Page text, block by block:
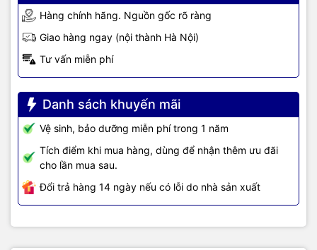
Hàng chính hãng. Nguồn gốc rõ ràng
Giao hàng ngay (nội thành Hà Nội)
Tư vấn miễn phí
Danh sách khuyến mãi
Vệ sinh, bảo dưỡng miễn phí trong 1 năm
Tích điểm khi mua hàng, dùng để nhận thêm ưu đãi
cho lần mua sau.
Đổi trả hàng 14 ngày nếu có lỗi do nhà sản xuất